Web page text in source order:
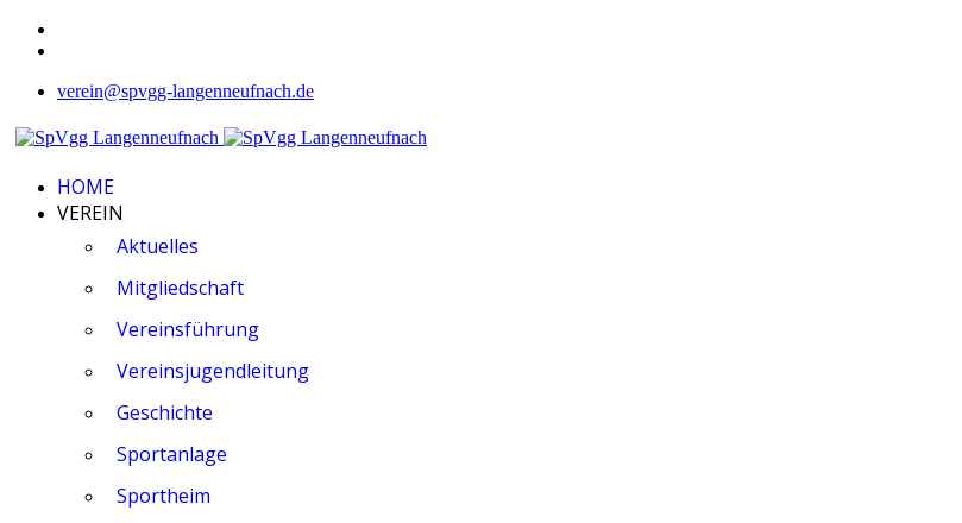
verein@spvgg-langenneufnach.de
HOME
VEREIN
Aktuelles
Mitgliedschaft
Vereinsführung
Vereinsjugendleitung
Geschichte
Sportanlage
Sportheim